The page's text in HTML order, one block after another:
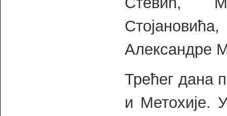
Александре
Трећег дана
и Метохије.